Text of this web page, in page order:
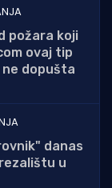
požara koji
ovaj tip
dopušta
danas
u